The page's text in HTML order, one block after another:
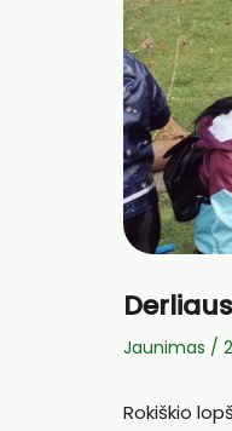
Jaunimas /
Rokiškio